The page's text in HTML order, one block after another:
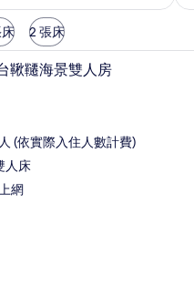
床 2 張床
201 邊間陽台鞦
鞦韆海景雙人房
(依實際入住人數計費)
人床
網